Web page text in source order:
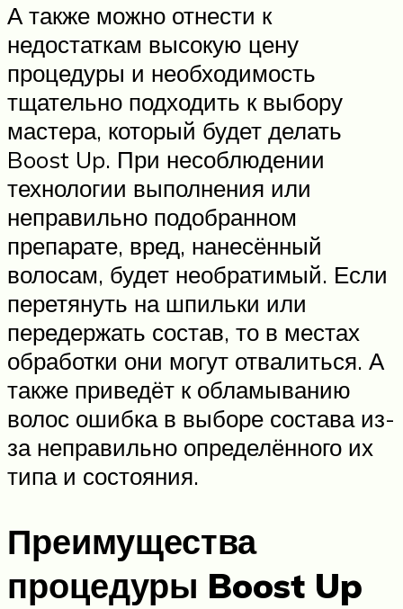
А также можно отнести к
недостаткам высокую цену
процедуры и необходимость
тщательно подходить к выбору
мастера, который будет делать
Boost Up. При несоблюдении
технологии выполнения или
неправильно подобранном
препарате, вред, нанесённый
волосам, будет необратимый. Если
перетянуть на шпильки или
передержать состав, то в местах
обработки они могут отвалиться. А
также приведёт к обламыванию
волос ошибка в выборе состава из-
за неправильно определённого их
типа и состояния.
Преимущества
процедуры Boost Up